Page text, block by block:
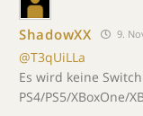
ShadowXX 9.
@T3qUiLLa
Es wird keine
PS4/PS5/XBoxOne/